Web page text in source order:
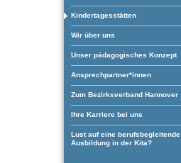
Kindertagesstätten
Wir über uns
Unser pädagogisches Konzept
Ansprechpartner*innen
Zum Bezirksverband Hannover
Ihre Karriere bei uns
Lust auf eine berufsbegleitende
Ausbildung in der Kita?